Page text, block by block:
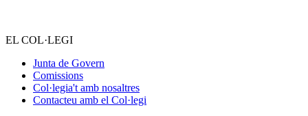
EL COL·LEGI
Junta de Govern
Comissions
Col·legia't amb nosaltres
Contacteu amb el Col·legi